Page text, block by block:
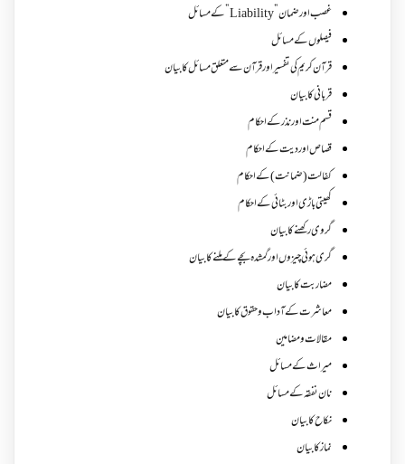
غصب اورضمان”Liability” کے مسائل
فیصلوں کے مسائل
قرآن کریم کی تفسیر اور قرآن سے متعلق مسائل کا بیان
قربانی کا بیان
قسم منت اور نذر کے احکام
قصاص اور دیت کے احکام
کفالت (ضمانت) کے احکام
کھیتی باڑی اور بٹائی کے احکام
گروی رکھنے کا بیان
گری ہوئی چیزوں اورگمشدہ بچے کے ملنے کا بیان
مضاربت کا بیان
معاشرت کے آداب و حقوق کا بیان
مقالات ومضامین
میراث کے مسائل
نان نفقہ کے مسائل
نکاح کا بیان
نماز کا بیان